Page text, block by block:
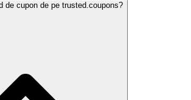
de cupon de pe trusted.coupons?